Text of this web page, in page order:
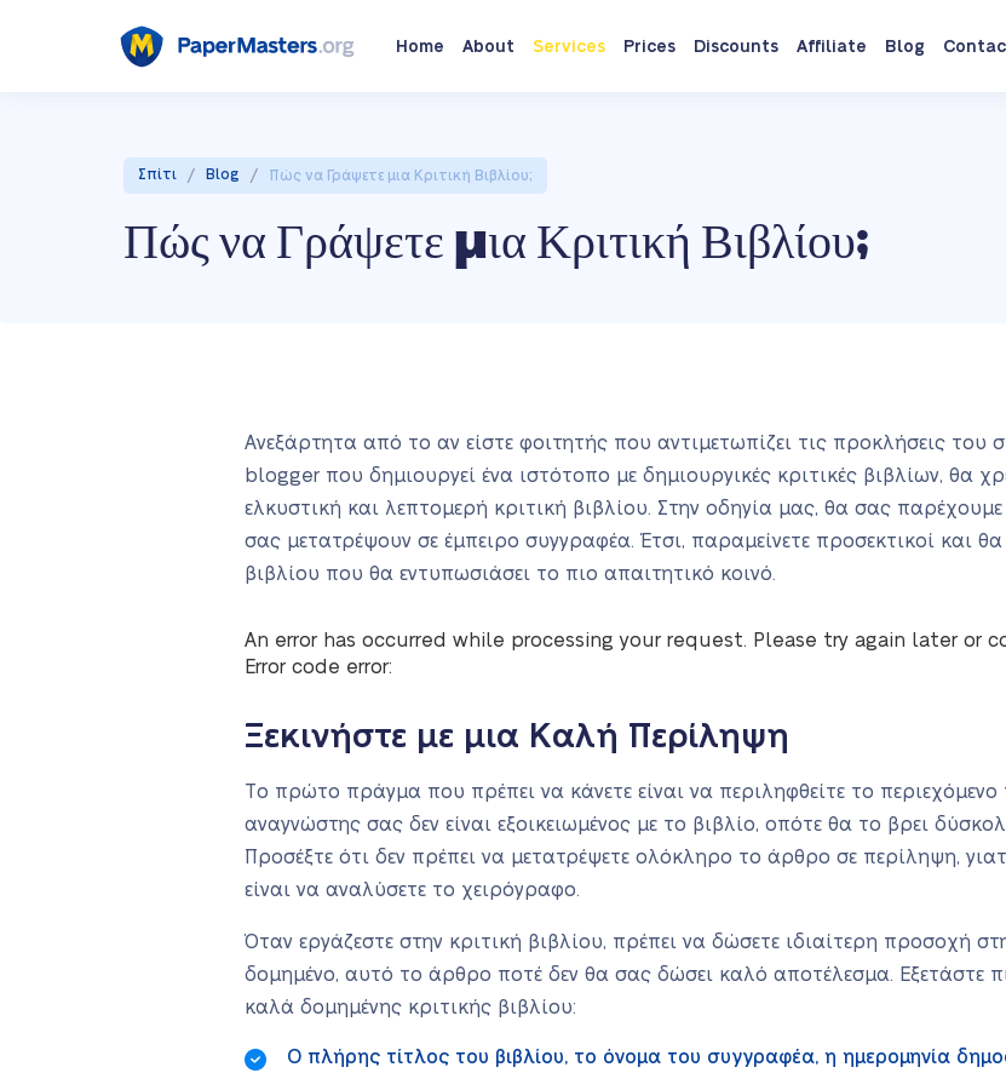
Home About Services Prices Discounts Affiliate Blog
Σπίτι / Blog / Πώς να Γράψετε μια Κριτική Βιβλίου;
Πώς να Γράψετε μια Κριτική Βιβλίου;
Ανεξάρτητα από το αν είστε φοιτητής που αντιμετωπίζει τις προκλήσεις
blogger που δημιουργεί ένα ιστότοπο με δημιουργικές κριτικές βιβλίων, θα
ελκυστική και λεπτομερή κριτική βιβλίου. Στην οδηγία μας, θα σας
σας μετατρέψουν σε έμπειρο συγγραφέα. Έτσι, παραμείνετε προσεκτικοί και
βιβλίου που θα εντυπωσιάσει το πιο απαιτητικό κοινό.
An error has occurred while processing your request. Please try again later or
Error code error:
Ξεκινήστε με μια Καλή Περίληψη
Το πρώτο πράγμα που πρέπει να κάνετε είναι να περιληφθείτε το
αναγνώστης σας δεν είναι εξοικειωμένος με το βιβλίο, οπότε θα το βρει
Προσέξτε ότι δεν πρέπει να μετατρέψετε ολόκληρο το άρθρο σε περίληψη,
είναι να αναλύσετε το χειρόγραφο.
Όταν εργάζεστε στην κριτική βιβλίου, πρέπει να δώσετε ιδιαίτερη προσοχή
δομημένο, αυτό το άρθρο ποτέ δεν θα σας δώσει καλό αποτέλεσμα. Εξετάστε
καλά δομημένης κριτικής βιβλίου:
Ο πλήρης τίτλος του βιβλίου, το όνομα του συγγραφέα, η ημερομηνία